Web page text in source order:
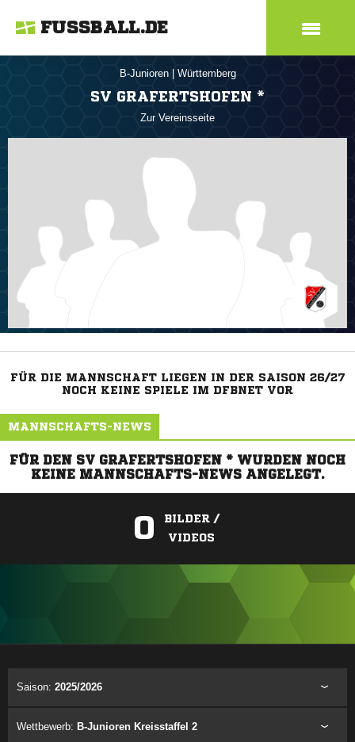
FUSSBALL.DE
B-Junioren Württemberg
SV GRAFERTSHOFEN *
Zur Vereinsseite
FÜR DIE MANNSCHAFT LIEGEN IN DER SAISON 26/27
NOCH KEINE SPIELE IM DFBNET VOR
MANNSCHAFTS-NEWS
FÜR DEN SV GRAFERTSHOFEN * WURDEN NOCH
KEINE MANNSCHAFTS-NEWS ANGELEGT.
0
BILDER /
VIDEOS
Saison: 2025/2026
Wettbewerb: B-Junioren Kreisstaffel 2